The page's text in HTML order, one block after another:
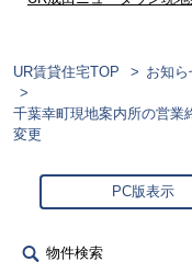
UR賃貸住宅TOP お知ら
千葉幸町現地案内所の営業
変更
PC版表示
物件検索